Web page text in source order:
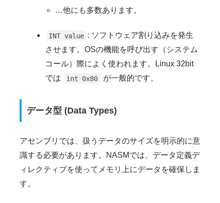
…他にも多数あります。
INT value : ソフトウェア割り込みを発生
させます。OSの機能を呼び出す（システム
コール）際によく使われます。Linux 32bit
では
int 0x80 が一般的です。
データ型 (Data Types)
アセンブリでは、扱うデータのサイズを明示的に意
識する必要があります。NASMでは、データ定義デ
ィレクティブを使ってメモリ上にデータを確保しま
す。